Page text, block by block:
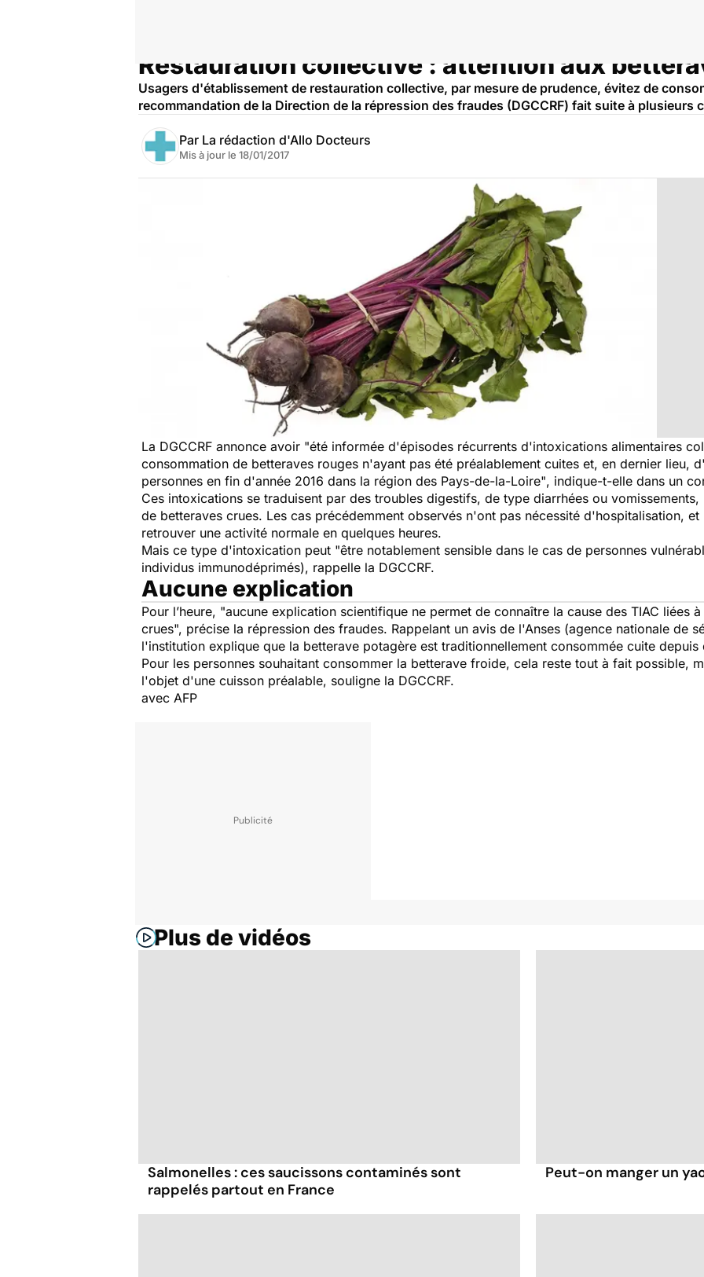
Restauration collective : attention aux
Usagers d'établissement de restauration collective, par mesure de prudence, évitez de
recommandation de la Direction de la répression des fraudes (DGCCRF) fait suite à
Par La rédaction d'Allo Docteurs
Mis à jour le 18/01/2017
La DGCCRF annonce avoir "été informée d'épisodes récurrents d'intoxications alimentaires
consommation de betteraves rouges n'ayant pas été préalablement cuites et, en dernier lieu,
personnes en fin d'année 2016 dans la région des Pays-de-la-Loire", indique-t-elle dans un
Ces intoxications se traduisent par des troubles digestifs, de type diarrhées ou
de betteraves crues. Les cas précédemment observés n'ont pas nécessité d'hospitalisation,
retrouver une activité normale en quelques heures.
Mais ce type d'intoxication peut "être notablement sensible dans le cas de personnes
individus immunodéprimés), rappelle la DGCCRF.
Aucune explication
Pour l’heure, "aucune explication scientifique ne permet de connaître la cause des TIAC liées
crues", précise la répression des fraudes. Rappelant un avis de l'Anses (agence nationale de
l'institution explique que la betterave potagère est traditionnellement consommée cuite depuis
Pour les personnes souhaitant consommer la betterave froide, cela reste tout à fait possible,
l'objet d'une cuisson préalable, souligne la DGCCRF.
avec AFP
Plus de vidéos
Salmonelles : ces saucissons contaminés sont
rappelés partout en France
Peut-on manger un